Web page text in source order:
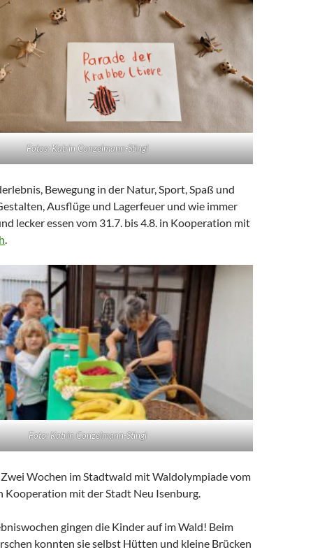
Fotos: Katrin Conzelmann-Stingl
Bewegung in der Natur, Sport, Spaß und
Ausflüge und Lagerfeuer und wie immer
lecker essen vom 31.7. bis 4.8. in Kooperation mit
.
Foto: Katrin Conzelmann-Stingl
Zwei Wochen im Stadtwald mit Waldolympiade vom
Kooperation mit der Stadt Neu Isenburg.
gingen die Kinder auf im Wald! Beim
konnten sie selbst Hütten und kleine Brücken